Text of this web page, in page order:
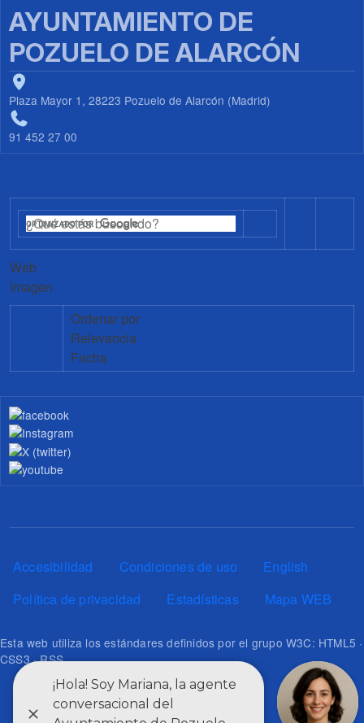
AYUNTAMIENTO DE
POZUELO DE ALARCÓN
Plaza Mayor 1, 28223 Pozuelo de Alarcón (Madrid)
91 452 27 00
Web
Imagen
Ordenar por
Relevancia
Fecha
Pie de página
Accesibilidad Condiciones de uso
English
Política de privacidad
Estadísticas Mapa WEB
Esta web utiliza los estándares definidos por el grupo W3C: HTML5 ·
CSS3 · RSS